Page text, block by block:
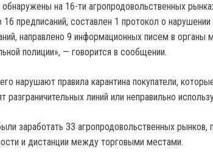
на 16-ти агропродовольственных
предписаний, составлен 1 протокол о нарушении
направлено 9 информационных писем в органы
полиции», — говорится в сообщении.
нарушают правила карантина покупатели,
линий или неправильно
заработать 33 агропродовольственных рынков,
и дистанции между торговыми местами.